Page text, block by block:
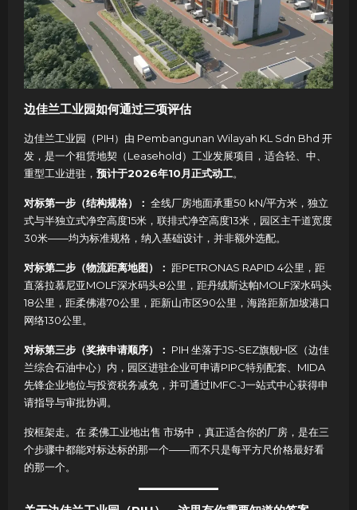
边佳兰工业园如何通过三项评估
边佳兰工业园（PIH）由 Pembangunan Wilayah KL Sdn Bhd 开
发，是一个租赁地契（Leasehold）工业发展项目，适合轻、中、
重型工业进驻， 预计于2026年10月正式动工。
对标第一步（结构规格）： 全线厂房地面承重50 kN/平方米，独立
式与半独立式净空高度15米，联排式净空高度13米，园区主干道宽度
30米——均为标准规格，纳入基础设计，并非额外选配。
对标第二步（物流距离地图）： 距PETRONAS RAPID 4公里，距
直落拉慕尼亚MOLF深水码头8公里，距丹绒斯达帕MOLF深水码头
18公里，距柔佛港70公里，距新山市区90公里，海路距新加坡港口
网络130公里。
对标第三步（奖掖申请顺序）： PIH 坐落于JS-SEZ旗舰H区（边佳
兰综合石油中心）内，园区进驻企业可申请PIPC特别配套、MIDA
先锋企业地位与投资税务减免，并可通过IMFC-J一站式中心获得申
请指导与审批协调。
按框架走。在 柔佛工业地出售 市场中，真正适合你的厂房，是在三
个步骤中都能对标达标的那一个——而不只是每平方尺价格最好看
的那一个。